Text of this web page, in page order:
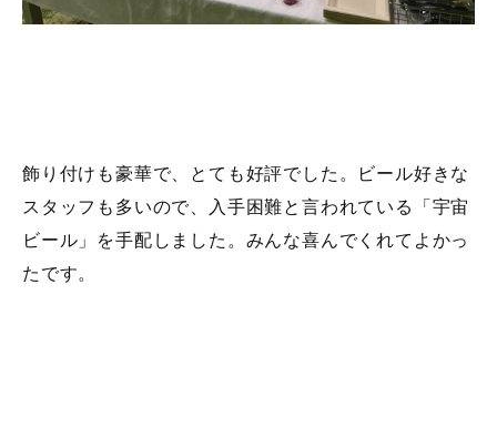
飾り付けも豪華で、とても好評でした。ビール好きな
スタッフも多いので、入手困難と言われている「宇宙
ビール」を手配しました。みんな喜んでくれてよかっ
たです。